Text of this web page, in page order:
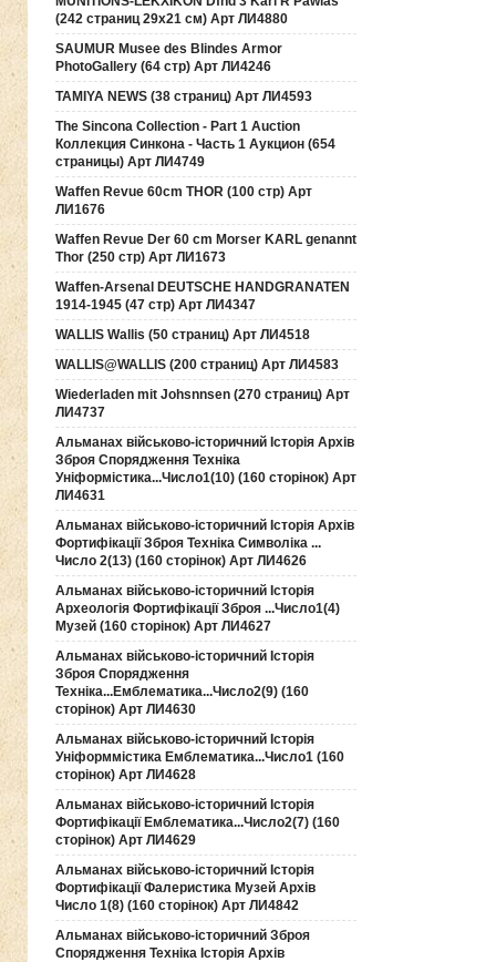
(242 страниц 29х21 см) Арт ЛИ4880
SAUMUR Musee des Blindes Armor
PhotoGallery (64 стр) Арт ЛИ4246
TAMIYA NEWS (38 страниц) Арт ЛИ4593
The Sincona Collection - Part 1 Auction
Коллекция Синкона - Часть 1 Аукцион (654
страницы) Арт ЛИ4749
Waffen Revue 60cm THOR (100 стр) Арт
ЛИ1676
Waffen Revue Der 60 cm Morser KARL genannt
Thor (250 стр) Арт ЛИ1673
Waffen-Arsenal DEUTSCHE HANDGRANATEN
1914-1945 (47 стр) Арт ЛИ4347
WALLIS Wallis (50 страниц) Арт ЛИ4518
WALLIS@WALLIS (200 страниц) Арт ЛИ4583
Wiederladen mit Johsnnsen (270 страниц) Арт
ЛИ4737
Альманах військово-історичний Історія Архів
Зброя Спорядження Техніка
Уніформістика...Число1(10) (160 сторінок) Арт
ЛИ4631
Альманах військово-історичний Історія Архів
Фортифікації Зброя Техніка Символіка ...
Число 2(13) (160 сторінок) Арт ЛИ4626
Альманах військово-історичний Історія
Археологія Фортифікації Зброя ...Число1(4)
Музей (160 сторінок) Арт ЛИ4627
Альманах військово-історичний Історія
Зброя Спорядження
Техніка...Емблематика...Число2(9) (160
сторінок) Арт ЛИ4630
Альманах військово-історичний Історія
Уніформмістика Емблематика...Число1 (160
сторінок) Арт ЛИ4628
Альманах військово-історичний Історія
Фортифікації Емблематика...Число2(7) (160
сторінок) Арт ЛИ4629
Альманах військово-історичний Історія
Фортифікації Фалеристика Музей Архів
Число 1(8) (160 сторінок) Арт ЛИ4842
Альманах військово-історичний Зброя
Спорядження Техніка Історія Архів